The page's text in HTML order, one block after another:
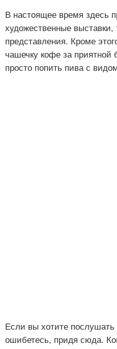
В настоящее время здесь
художественные выставки,
представления. Кроме
чашечку кофе за приятной
просто попить пива с
Если вы хотите
ошибетесь, придя сюда.